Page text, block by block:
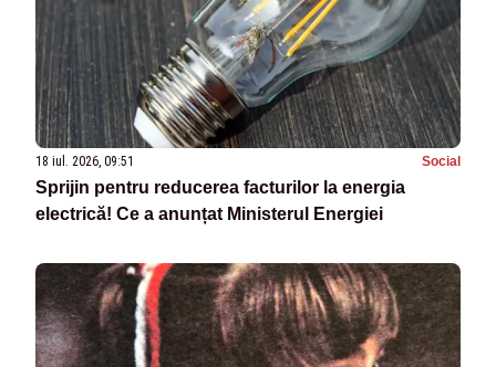
18 iul. 2026, 09:51 Social
Sprijin pentru reducerea facturilor la energia
electrică! Ce a anunțat Ministerul Energiei